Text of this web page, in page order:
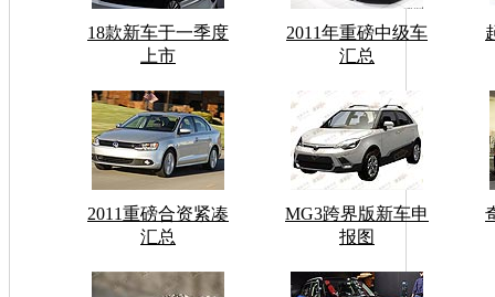
18款新车于一季度
上市
2011年重磅中级车
汇总
2011重磅合资紧凑
汇总
MG3跨界版新车申
报图